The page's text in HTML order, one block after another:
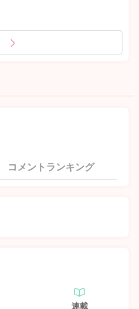
コメントランキング
連載